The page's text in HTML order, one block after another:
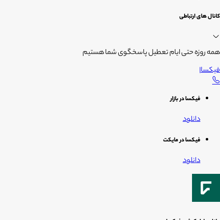
کانال های ارتباطی
همه روزه حتی ایام تعطیل پاسخگوی شما هستیم
فیکسا|
فیکسا در بازار
دانلود
فیکسا در مایکت
دانلود